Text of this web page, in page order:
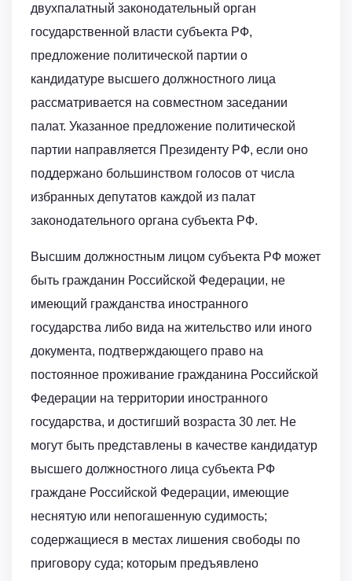
двухпалатный законодательный орган
государственной власти субъекта РФ,
предложение политической партии о
кандидатуре высшего должностного лица
рассматривается на совместном заседании
палат. Указанное предложение политической
партии направляется Президенту РФ, если оно
поддержано большинством голосов от числа
избранных депутатов каждой из палат
законодательного органа субъекта РФ.
Высшим должностным лицом субъекта РФ может
быть гражданин Российской Федерации, не
имеющий гражданства иностранного
государства либо вида на жительство или иного
документа, подтверждающего право на
постоянное проживание гражданина Российской
Федерации на территории иностранного
государства, и достигший возраста 30 лет. Не
могут быть представлены в качестве кандидатур
высшего должностного лица субъекта РФ
граждане Российской Федерации, имеющие
неснятую или непогашенную судимость;
содержащиеся в местах лишения свободы по
приговору суда; которым предъявлено